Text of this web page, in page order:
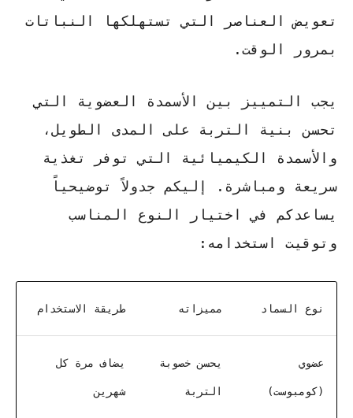
تعويض العناصر التي تستهلكها النباتات
بمرور الوقت.
يجب التمييز بين الأسمدة العضوية التي
تحسن بنية التربة على المدى الطويل،
والأسمدة الكيميائية التي توفر تغذية
سريعة ومباشرة. إليكم جدولاً توضيحياً
يساعدكم في اختيار النوع المناسب
وتوقيت استخدامه:
نوع السماد مميزاته طريقة الاستخدام
عضوي
(كومبوست)
يحسن خصوبة
التربة
يضاف مرة كل
شهرين